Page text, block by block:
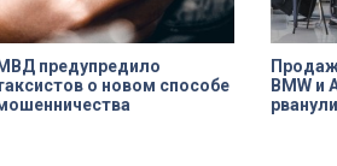
МВД предупредило
о новом способе
BMW и